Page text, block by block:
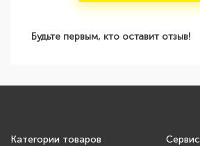
Будьте первым, кто оставит отзыв!
Категории товаров Сервис